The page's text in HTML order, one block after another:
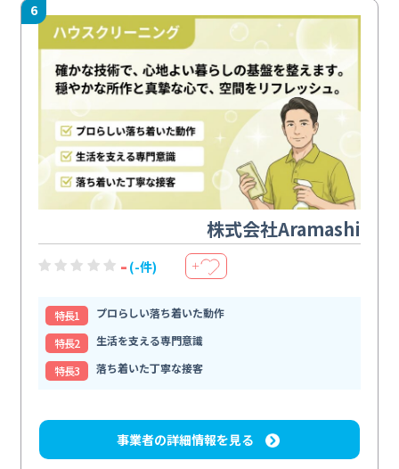
6
株式会社Aramashi
- (-件) ＋
特⻑1
プロらしい落ち着いた動作
特⻑2
生活を支える専門意識
特⻑3
落ち着いた丁寧な接客
事業者の詳細情報を見る